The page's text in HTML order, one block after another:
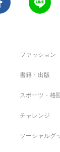
ファッション
書籍・出版
スポーツ・格
チャレンジ
ソーシャルグ